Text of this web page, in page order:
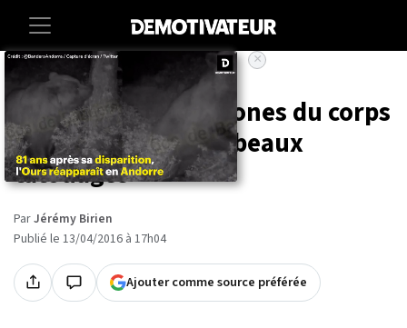
Accueil Lifestyle
Les 12 meilleures zones du corps
où se faire les plus beaux
tatouages
ParJérémy Birien
Publié le 13/04/2016 à 17h04
Ajouter comme source préférée
×